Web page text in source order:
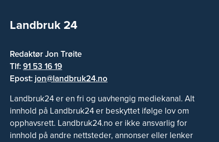
Landbruk 24
Redaktør Jon Trøite
Tlf:91 53 16 19
Epost: jon@landbruk24.no
Landbruk24 er en fri og uavhengig mediekanal. Alt
innhold på Landbruk24 er beskyttet ifølge lov om
opphavsrett. Landbruk24.no er ikke ansvarlig for
innhold på andre nettsteder, annonser eller lenker